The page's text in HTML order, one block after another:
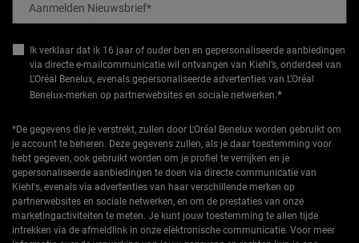
Aanmelden Nieuwsbrief*
Ik verklaar dat ik 16 jaar of ouder ben en gepersonaliseerde aanbiedingen
via directe e-mailcommunicatie wil ontvangen van Kiehl’s, onderdeel van
L’Oréal Benelux, evenals gepersonaliseerde advertenties van L’Oréal
Benelux-merken op partnerwebsites en sociale netwerken.*
*De gegevens die je verstrekt, zullen door L'Oréal Benelux worden gebruikt om
je account te beheren. Deze gegevens zullen, als je daar toestemming voor
hebt gegeven, ook gebruikt worden om je profiel te verrijken en je
gepersonaliseerde aanbiedingen te doen via directe communicatie van
Kiehl's, evenals via advertenties van haar verschillende merken op
partnerwebsites en sociale netwerken, en om de prestaties van onze
marketingactiviteiten te meten. Je kunt jouw toestemming te allen tijde
intrekken via de afmeldlink in onze elektronische communicatie. Voor meer